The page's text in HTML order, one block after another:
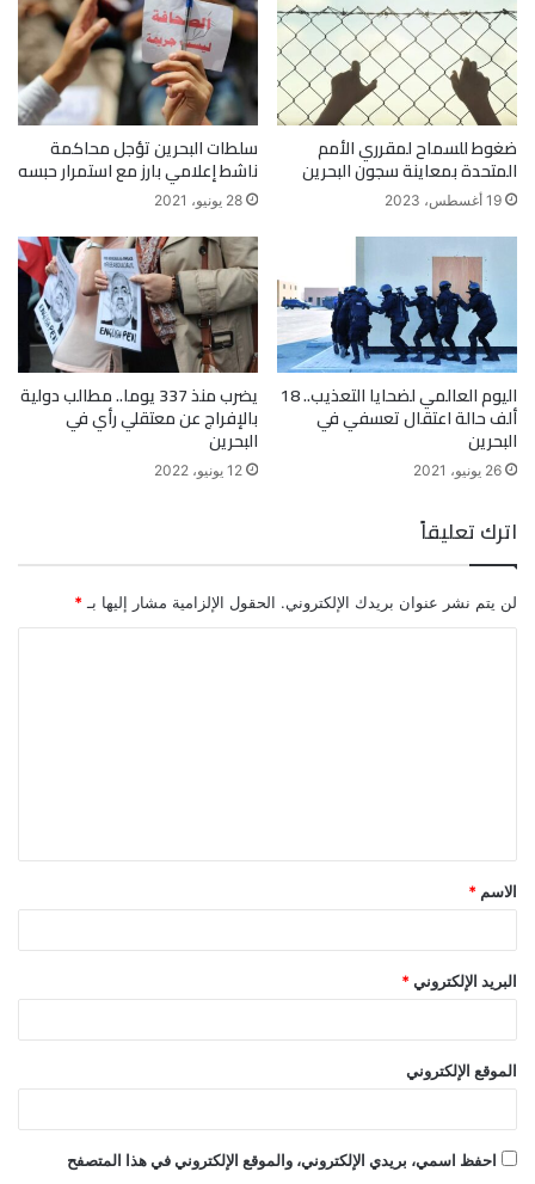
ضغوط للسماح لمقرري الأمم
المتحدة بمعاينة سجون البحرين
19 أغسطس، 2023
سلطات البحرين تؤجل محاكمة
ناشط إعلامي بارز مع استمرار حبسه
28 يونيو، 2021
اليوم العالمي لضحايا التعذيب.. 18
ألف حالة اعتقال تعسفي في
البحرين
26 يونيو، 2021
يضرب منذ 337 يوما.. مطالب دولية
بالإفراج عن معتقلي رأي في
البحرين
12 يونيو، 2022
اترك تعليقاً
لن يتم نشر عنوان بريدك الإلكتروني. الحقول الإلزامية مشار إليها بـ *
ق
*
الاسم *
البريد الإلكتروني *
الموقع الإلكتروني
احفظ اسمي، بريدي الإلكتروني، والموقع الإلكتروني في هذا المتصفح